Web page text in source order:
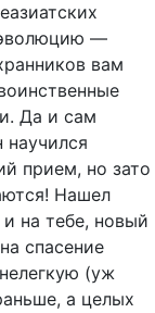
эволюцию —
вам
Да и сам
прием, но зато
Нашел
на тебе, новый
спасение
(уж
а целых